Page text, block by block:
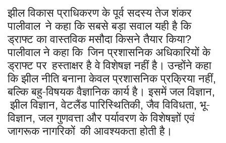
झील विकास प्राधिकरण के पूर्व सदस्य तेज शंकर
पालीवाल ने कहा कि सबसे बड़ा सवाल यही है कि
ड्राफ्ट का वास्तविक मसौदा किसने तैयार किया?
पालीवाल ने कहा कि जिन प्रशासनिक अधिकारियों के
ड्राफ्ट पर हस्ताक्षर है वेविशेषज्ञ नहीं है। उन्होंने कहा
कि झील नीति बनाना केवल प्रशासनिक प्रक्रिया नहीं,
बल्कि बहु-विषयक वैज्ञानिक कार्य है। इसमें जल विज्ञान,
झील विज्ञान,वेटलैंड पारिस्थितिकी,जैव विविधता, भू-
विज्ञान,जल गुणवत्ता और पर्यावरण के विशेषज्ञों एवं
जागरूक नागरिकों की आवश्यकता होती है।